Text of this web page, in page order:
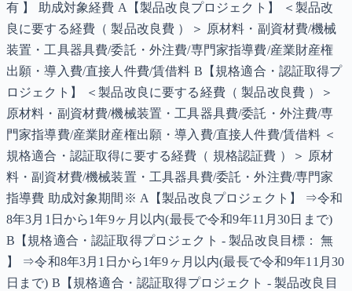
有 】 助成対象経費 A【製品改良プロジェクト】 ＜製品改
良に要する経費（ 製品改良費 ）＞ 原材料・副資材費/機械
装置・工具器具費/委託・外注費/専門家指導費/産業財産権
出願・導入費/直接人件費/賃借料 B【規格適合・認証取得プ
ロジェクト】 ＜製品改良に要する経費（ 製品改良費 ）＞
原材料・副資材費/機械装置・工具器具費/委託・外注費/専
門家指導費/産業財産権出願・導入費/直接人件費/賃借料 ＜
規格適合・認証取得に要する経費（ 規格認証費 ）＞ 原材
料・副資材費/機械装置・工具器具費/委託・外注費/専門家
指導費 助成対象期間※ A【製品改良プロジェクト】 ⇒令和
8年3月1日から1年9ヶ月以内(最長で令和9年11月30日まで)
B【規格適合・認証取得プロジェクト - 製品改良目標： 無
】 ⇒令和8年3月1日から1年9ヶ月以内(最長で令和9年11月30
日まで) B【規格適合・認証取得プロジェクト - 製品改良目